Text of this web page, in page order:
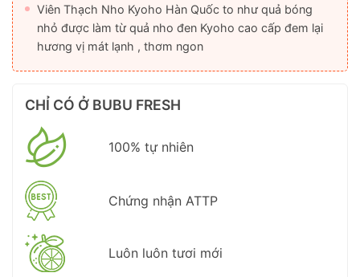
Viên Thạch Nho Kyoho Hàn Quốc to như quả bóng
nhỏ được làm từ quả nho đen Kyoho cao cấp đem lại
hương vị mát lạnh , thơm ngon
CHỈ CÓ Ở BUBU FRESH
100% tự nhiên
Chứng nhận ATTP
Luôn luôn tươi mới